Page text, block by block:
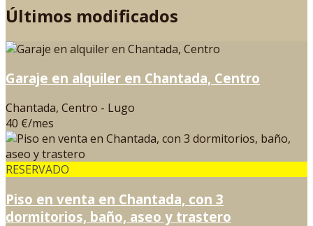
Últimos modificados
Garaje en alquiler en Chantada, Centro
Chantada, Centro - Lugo
40 €/mes
RESERVADO
Piso en venta en Chantada, con 3
dormitorios, baño, aseo y trastero